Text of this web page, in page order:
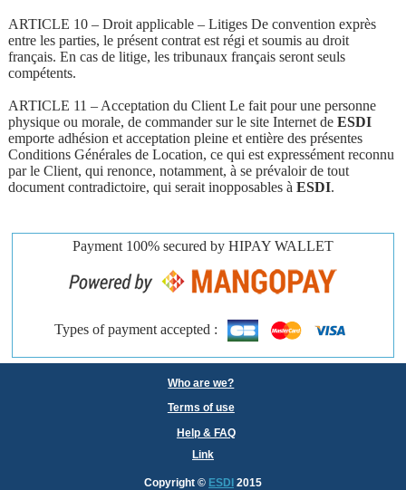
ARTICLE 10 – Droit applicable – Litiges De convention exprès
entre les parties, le présent contrat est régi et soumis au droit
français. En cas de litige, les tribunaux français seront seuls
compétents.
ARTICLE 11 – Acceptation du Client Le fait pour une personne
physique ou morale, de commander sur le site Internet de ESDI
emporte adhésion et acceptation pleine et entière des présentes
Conditions Générales de Location, ce qui est expressément reconnu
par le Client, qui renonce, notamment, à se prévaloir de tout
document contradictoire, qui serait inopposables à ESDI.
Payment 100% secured by HIPAY WALLET
Types of payment accepted :
Who are we?
Terms of use
Help & FAQ
Link
Copyright © ESDI 2015